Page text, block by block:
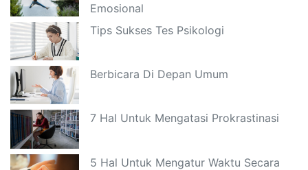
Emosional
Tips Sukses Tes Psikologi
Berbicara Di Depan Umum
7 Hal Untuk Mengatasi Prokrastinasi
5 Hal Untuk Mengatur Waktu Secara